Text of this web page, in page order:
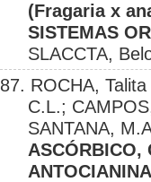
(Fragaria x
SISTEMAS
SLACCTA,
87. ROCHA,
C.L.;
SANTANA,
ASCÓRBICO,